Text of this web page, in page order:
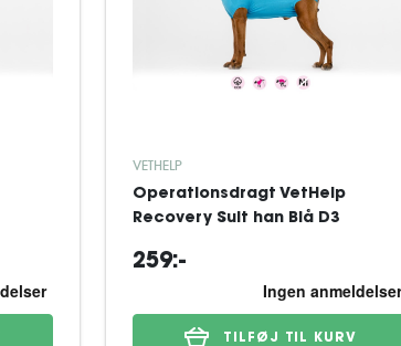
VETHELP
Operationsdragt VetHelp
Recovery Suit han Blå D3
259:-
TILFØJ TIL KURV